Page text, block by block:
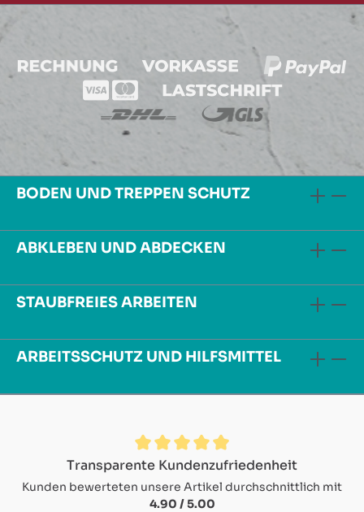
BODEN UND TREPPEN SCHUTZ
ABKLEBEN UND ABDECKEN
STAUBFREIES ARBEITEN
ARBEITSSCHUTZ UND HILFSMITTEL
Durchschnittliche Bewertung von 4.9 von 5 Sternen
Transparente Kundenzufriedenheit
Kunden bewerteten unsere Artikel durchschnittlich mit
4.90 / 5.00